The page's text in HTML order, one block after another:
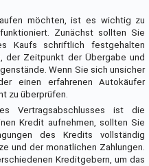
möchten, ist es wichtig zu
Zunächst sollten Sie
Kaufs schriftlich festgehalten
der Zeitpunkt der Übergabe und
Wenn Sie sich unsicher
einen erfahrenen Autokäufer
zu überprüfen.
Vertragsabschlusses ist die
Kredit aufnehmen, sollten Sie
des Kredits vollständig
und der monatlichen Zahlungen.
Kreditgebern, um das